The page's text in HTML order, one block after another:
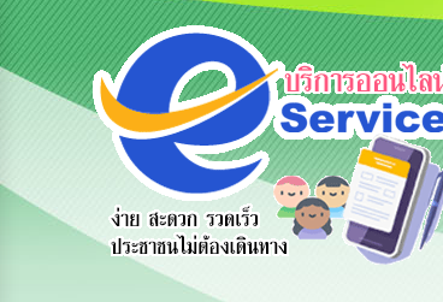
ร้องเรียน
การทุจริต
ร้องเรียน
การบริหาร
ทรัพยากร
บุคคล
e-
บ
อ